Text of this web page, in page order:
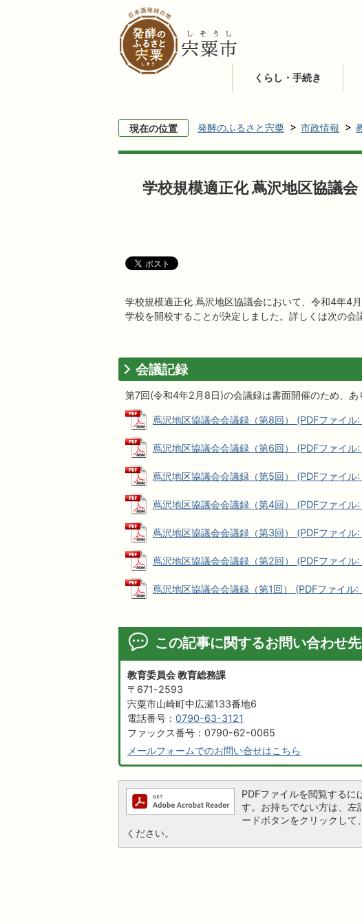
くらし・手続き
現在の位置 発酵のふるさと宍粟 市政情報
学校規模適正化 蔦沢地区協議会
学校規模適正化 蔦沢地区協議会において、令和4年4
学校を開校することが決定しました。詳しくは次の会
会議記録
第7回(令和4年2月8日)の会議録は書面開催のため、あ
蔦沢地区協議会会議録（第8回） (PDFファイル:
蔦沢地区協議会会議録（第6回） (PDFファイル
蔦沢地区協議会会議録（第5回） (PDFファイル
蔦沢地区協議会会議録（第4回） (PDFファイル
蔦沢地区協議会会議録（第3回） (PDFファイル
蔦沢地区協議会会議録（第2回） (PDFファイル
蔦沢地区協議会会議録（第1回） (PDFファイル
この記事に関するお問い合わせ先
教育委員会 教育総務課
〒671-2593
宍粟市山崎町中広瀬133番地6
電話番号： 0790-63-3121
ファックス番号：0790-62-0065
メールフォームでのお問い合せはこちら
PDFファイルを閲覧する
す。お持ちでない方は、
ードボタンをクリックして
ください。